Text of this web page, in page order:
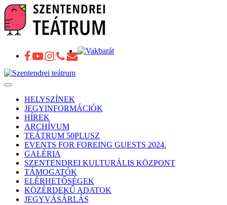
Toggle
navigationHELYSZÍNEK
JEGYINFORMÁCIÓK
HÍREK
ARCHÍVUM
TEÁTRUM 50PLUSZ
EVENTS FOR FOREING GUESTS 2024.
GALÉRIA
SZENTENDREI KULTURÁLIS KÖZPONT
TÁMOGATÓK
ELÉRHETŐSÉGEK
KÖZÉRDEKŰ ADATOK
JEGYVÁSÁRLÁS